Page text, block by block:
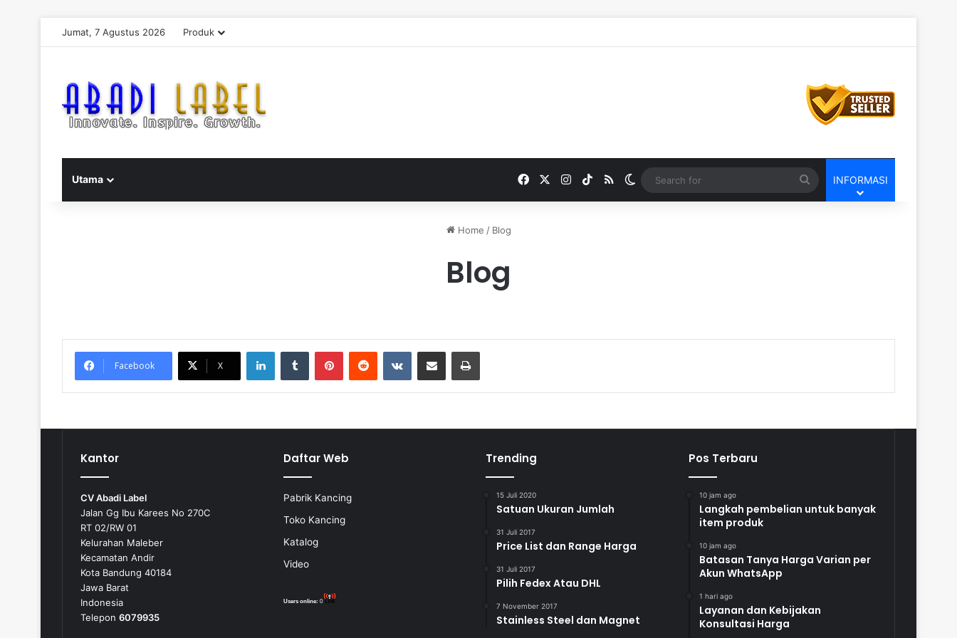
Jumat, 7 Agustus 2026 Produk
Utama Facebook Instagram
TikTok
RSS Switch skin
Search
for
INFORMASI
Home / Blog
Blog
Facebook X
Kantor
CV Abadi Label
Jalan Gg Ibu Karees No 270C
RT 02/RW 01
Kelurahan Maleber
Kecamatan Andir
Kota Bandung 40184
Jawa Barat
Indonesia
Telepon 6079935
Daftar Web
Pabrik Kancing
Toko Kancing
Katalog
Video
Users online: 0
Trending
15 Juli 2020
Satuan Ukuran Jumlah
31 Juli 2017
Price List dan Range Harga
31 Juli 2017
Pilih Fedex Atau DHL
7 November 2017
Stainless Steel dan Magnet
Pos Terbaru
10 jam ago
Langkah pembelian untuk banyak
item produk
10 jam ago
Batasan Tanya Harga Varian per
Akun WhatsApp
1 hari ago
Layanan dan Kebijakan
Konsultasi Harga